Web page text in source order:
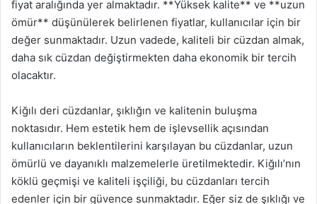
fiyat aralığında yer almaktadır. **Yüksek kalite** ve **uzun
ömür** düşünülerek belirlenen fiyatlar, kullanıcılar için bir
değer sunmaktadır. Uzun vadede, kaliteli bir cüzdan almak,
daha sık cüzdan değiştirmekten daha ekonomik bir tercih
olacaktır.
Kiğılı deri cüzdanlar, şıklığın ve kalitenin buluşma
noktasıdır. Hem estetik hem de işlevsellik açısından
kullanıcıların beklentilerini karşılayan bu cüzdanlar, uzun
ömürlü ve dayanıklı malzemelerle üretilmektedir. Kiğılı’nın
köklü geçmişi ve kaliteli işçiliği, bu cüzdanları tercih
edenler için bir güvence sunmaktadır. Eğer siz de şıklığı ve